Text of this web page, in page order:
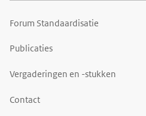
Forum Standaardisatie
Publicaties
Vergaderingen en -stukken
Contact